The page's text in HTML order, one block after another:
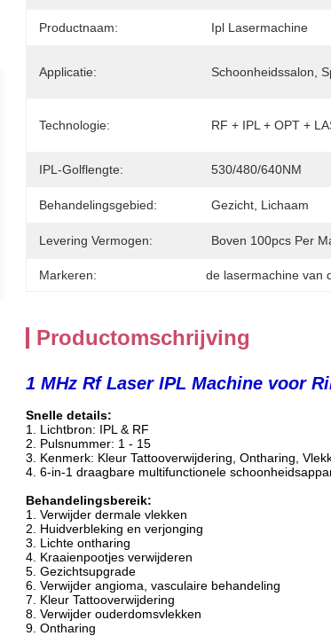
Productnaam: Ipl Lasermachine
Applicatie: Schoonheidssalon,
Technologie: RF + IPL + OPT +
IPL-Golflengte: 530/480/640NM
Behandelingsgebied: Gezicht, Lichaam
Levering Vermogen: Boven 100pcs Per
Markeren: de lasermachine van
Productomschrijving
1 MHz Rf Laser IPL Machine voor
Snelle details:
1. Lichtbron: IPL & RF
2. Pulsnummer: 1 - 15
3. Kenmerk: Kleur Tattooverwijdering, Ontharing,
4. 6-in-1 draagbare multifunctionele
Behandelingsbereik:
1. Verwijder dermale vlekken
2. Huidverbleking en verjonging
3. Lichte ontharing
4. Kraaienpootjes verwijderen
5. Gezichtsupgrade
6. Verwijder angioma, vasculaire behandeling
7. Kleur Tattooverwijdering
8. Verwijder ouderdomsvlekken
9. Ontharing